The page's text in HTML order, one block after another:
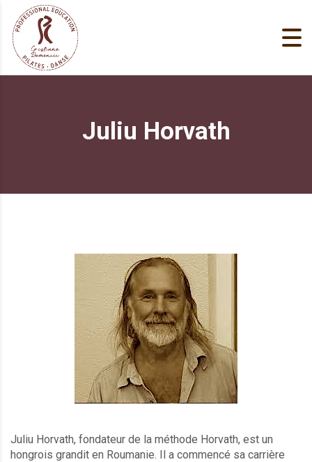
Juliu Horvath
Juliu Horvath, fondateur de la méthode Horvath, est un
hongrois grandit en Roumanie. Il a commencé sa carrière